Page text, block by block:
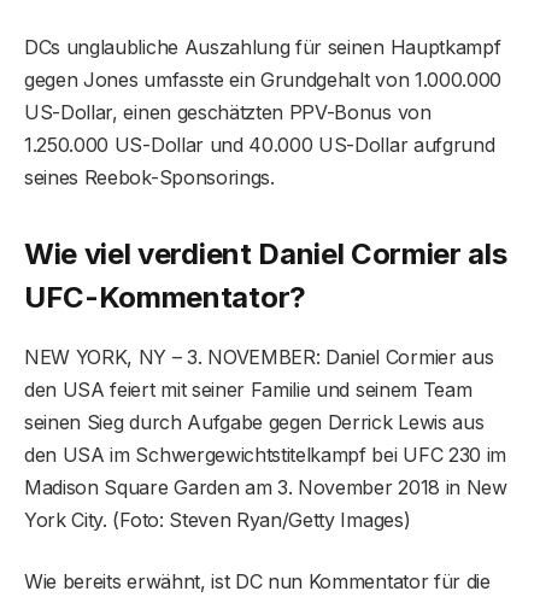
DCs unglaubliche Auszahlung für seinen Hauptkampf
gegen Jones umfasste ein Grundgehalt von 1.000.000
US-Dollar, einen geschätzten PPV-Bonus von
1.250.000 US-Dollar und 40.000 US-Dollar aufgrund
seines Reebok-Sponsorings.
Wie viel verdient Daniel Cormier als
UFC-Kommentator?
NEW YORK, NY – 3. NOVEMBER: Daniel Cormier aus
den USA feiert mit seiner Familie und seinem Team
seinen Sieg durch Aufgabe gegen Derrick Lewis aus
den USA im Schwergewichtstitelkampf bei UFC 230 im
Madison Square Garden am 3. November 2018 in New
York City. (Foto: Steven Ryan/Getty Images)
Wie bereits erwähnt, ist DC nun Kommentator für die